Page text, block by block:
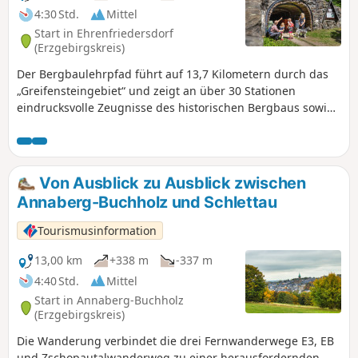
zur Drei-Brüder-Höhe mit Aussichtsturm und
Einkehrmöglichkeit.Anschließend verläuft die Strecke über
Großrückerswalde mit seiner Wehrkirche sowie zu den
Fischteichen, die zur Rast einladen.Über alte Wege und die
ehemalige Bahntrasse führt die Tour schließlich zurück
nach Marienberg.
4:30 Std.
Mittel
Start in Ehrenfriedersdorf
(Erzgebirgskreis)
Der Bergbaulehrpfad führt auf 13,7 Kilometern durch das
„Greifensteingebiet“ und zeigt an über 30 Stationen
eindrucksvolle Zeugnisse des historischen Bergbaus sowie
Von Ausblick zu Ausblick zwischen
Annaberg-Buchholz und Schlettau
Tourismusinformation
13,00 km
+338 m
-337 m
4:40 Std.
Mittel
Start in Annaberg-Buchholz
(Erzgebirgskreis)
Die Wanderung verbindet die drei Fernwanderwege E3, EB